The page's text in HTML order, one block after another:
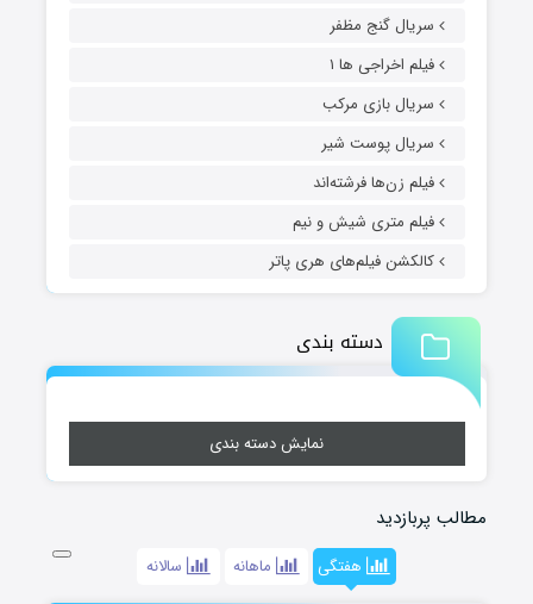
سریال گنج مظفر
فیلم اخراجی ها ۱
سریال بازی مرکب
سریال پوست شیر
فیلم زن‌ها فرشته‌اند
فیلم متری شیش و نیم
کالکشن فیلم‌های هری پاتر
دسته بندی
نمایش دسته بندی
مطالب پربازدید
هفتگی ماهانه سالانه